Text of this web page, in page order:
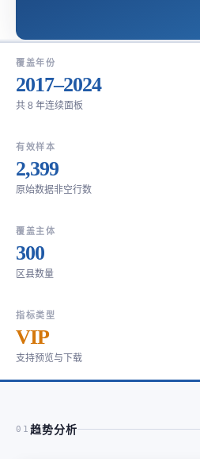
覆盖年份
2017–2024
共 8 年连续面板
有效样本
2,399
原始数据非空行数
覆盖主体
300
区县数量
指标类型
VIP
支持预览与下载
01 趋势分析